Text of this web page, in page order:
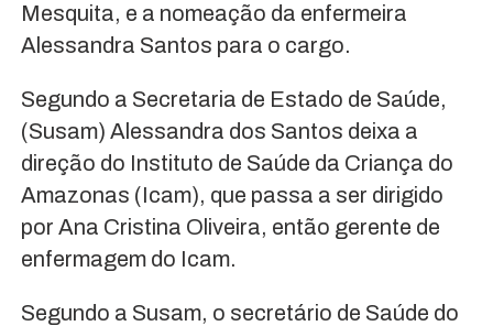
Mesquita, e a nomeação da enfermeira
Alessandra Santos para o cargo.
Segundo a Secretaria de Estado de Saúde,
(Susam) Alessandra dos Santos deixa a
direção do Instituto de Saúde da Criança do
Amazonas (Icam), que passa a ser dirigido
por Ana Cristina Oliveira, então gerente de
enfermagem do Icam.
Segundo a Susam, o secretário de Saúde do